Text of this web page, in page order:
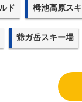
ド 栂池高原ス
爺ガ岳スキー場